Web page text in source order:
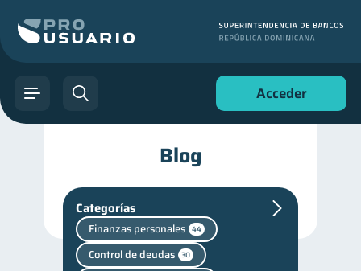
Acceder
Blog
Categorías
Finanzas personales 44
Control de deudas 30